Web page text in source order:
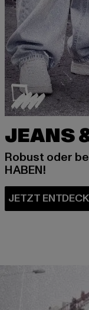
JEANS
Robust oder
HABEN!